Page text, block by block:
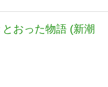
おった物語 (新潮